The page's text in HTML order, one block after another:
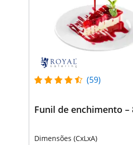
(59)
Funil de enchimento –
Dimensões (CxLxA)